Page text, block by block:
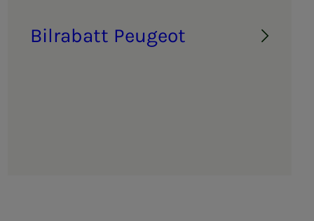
Bil­ra­­­batt Peu­­ge­ot